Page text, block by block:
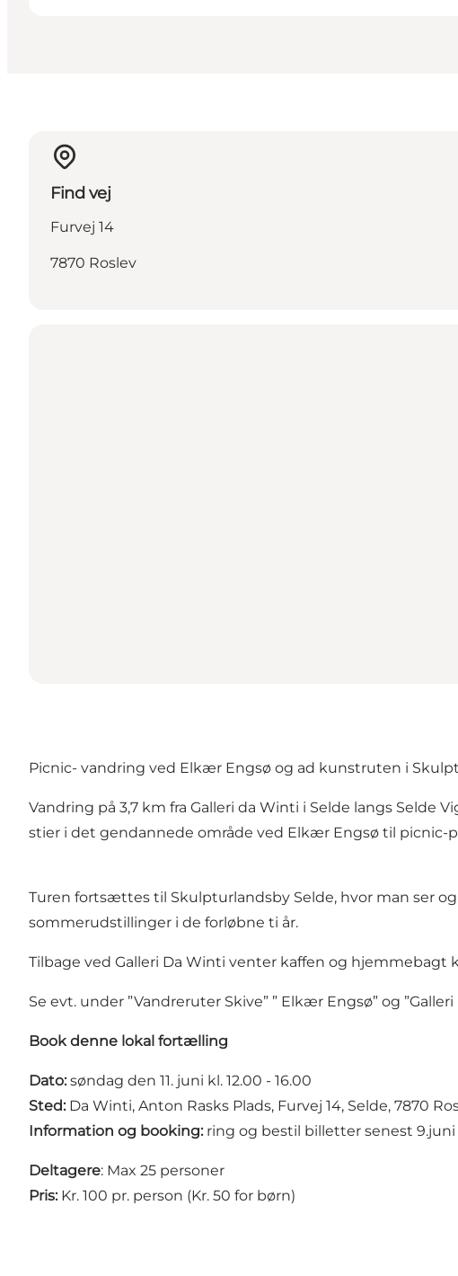
Find vej
Furvej 14
7870 Roslev
Picnic- vandring ved Elkær Engsø og ad kunstruten i
Vandring på 3,7 km fra Galleri da Winti i Selde langs
stier i det gendannede område ved Elkær Engsø til
Turen fortsættes til Skulpturlandsby Selde, hvor man ser
sommerudstillinger i de forløbne ti år.
Tilbage ved Galleri Da Winti venter kaffen og hjemmebagt
Se evt. under ”Vandreruter Skive” ” Elkær Engsø” og
Book denne lokal fortælling
Dato: søndag den 11. juni kl. 12.00 - 16.00
Sted: Da Winti, Anton Rasks Plads, Furvej 14, Selde, 7870
Information og booking: ring og bestil billetter senest 9.juni
Deltagere: Max 25 personer
Pris: Kr. 100 pr. person (Kr. 50 for børn)